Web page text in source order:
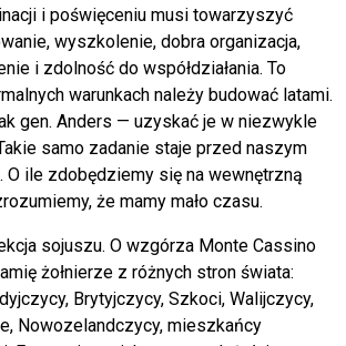
i poświęceniu musi towarzyszyć
wyszkolenie, dobra organizacja,
i zdolność do współdziałania. To
warunkach należy budować latami.
gen. Anders — uzyskać je w niezwykle
samo zadanie staje przed naszym
ile zdobędziemy się na wewnętrzną
że mamy mało czasu.
sojuszu. O wzgórza Monte Cassino
żołnierze z różnych stron świata:
Brytyjczycy, Szkoci, Walijczycy,
Nowozelandczycy, mieszkańcy